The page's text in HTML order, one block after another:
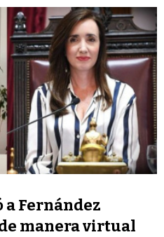
Fernández
manera virtual